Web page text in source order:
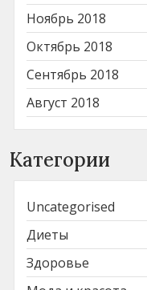
Ноябрь 2018
Октябрь 2018
Сентябрь 2018
Август 2018
Категории
Uncategorised
Диеты
Здоровье